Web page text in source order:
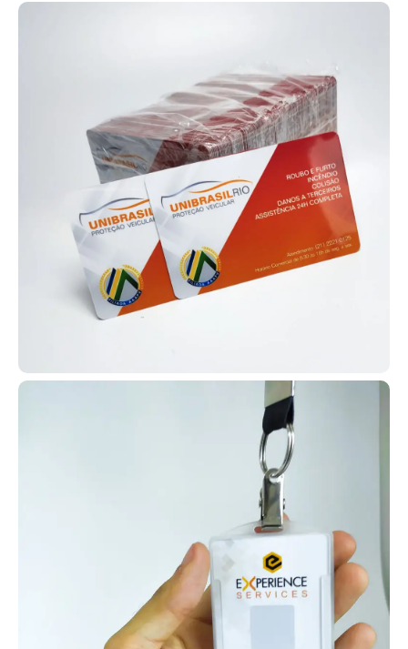
Impressão de alto padrão - Qualidade diferenciada
Sem quantidade mínima - peça quantas quiser
Criação de design grátis a partir de 10 unid
Peça sua amostra física!
Refabricação Garantida em caso de erro. (**)
Serviço de Cartões PVC em Japeri | Orçamento Grátis
| Saiba Maiscom varios tipos!
Identificação em PVC para igrejas
local ideal! A AlternativaCard
desenvolve carteirinhas para
membros com diversos dados
personalizados como nome, foto,
endereço, filiação e tudo mais que
É importante destacar que oferecemos uma grande variedade de
modelos de carteirinhas, para que você possa escolher o formato
que melhor se adequa à estrutura e identidade da sua igreja, com
Assim, sua igreja consegue fidelizar melhor os membros e utilizar
os cartões em diversas ações, como evangelização em hospitais,
casas de acolhimento, projetos sociais e missões no exterior.